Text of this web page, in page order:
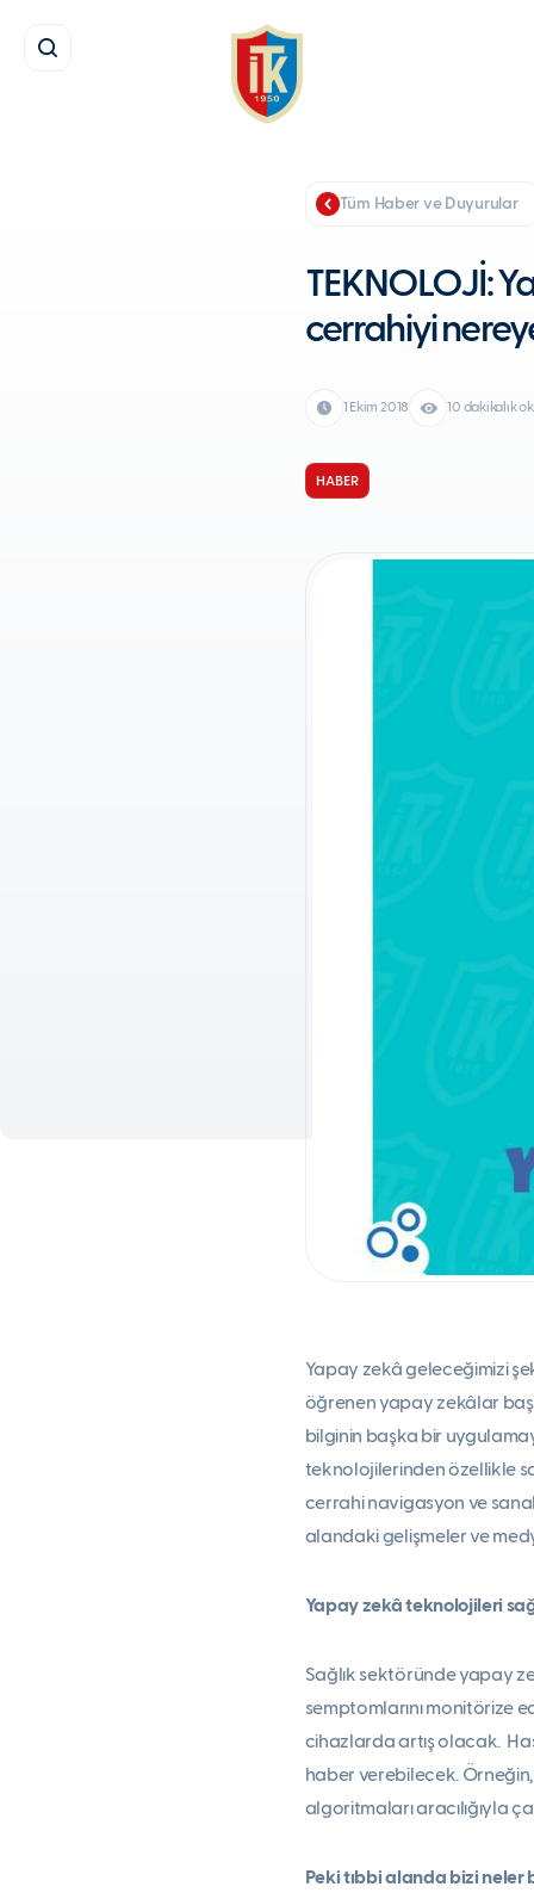
Tüm Haber ve Duyurular
TEKNOLOJİ:
cerrahiyi
1 Ekim 2018 10 dakikalık
HABER
Yapay zekâ geleceğimizi
öğrenen yapay zekâlar
bilginin başka bir
teknolojilerinden özellikle
cerrahi navigasyon ve
alandaki gelişmeler ve
Yapay zekâ teknolojileri
Sağlık sektöründe yapay
semptomlarını monitörize
cihazlarda artış olacak.
haber verebilecek.
algoritmaları aracılığıyla
Peki tıbbi alanda bizi neler